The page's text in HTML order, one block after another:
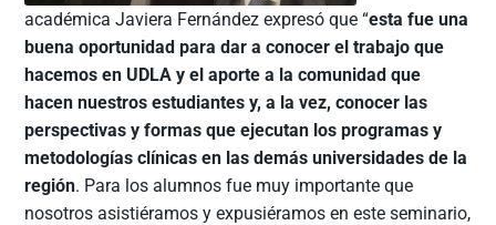
académica Javiera Fernández expresó que “esta fue una
buena oportunidad para dar a conocer el trabajo que
hacemos en UDLA y el aporte a la comunidad que
hacen nuestros estudiantes y, a la vez, conocer las
perspectivas y formas que ejecutan los programas y
metodologías clínicas en las demás universidades de la
región. Para los alumnos fue muy importante que
nosotros asistiéramos y expusiéramos en este seminario,